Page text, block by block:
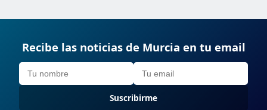
Recibe las noticias de Murcia en tu email
Suscribirme